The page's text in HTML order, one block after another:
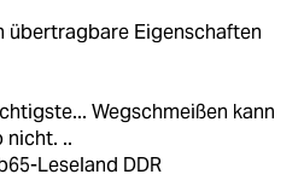
übertragbare Eigenschaften
Wegschmeißen kann
nicht. ..
Leseland DDR